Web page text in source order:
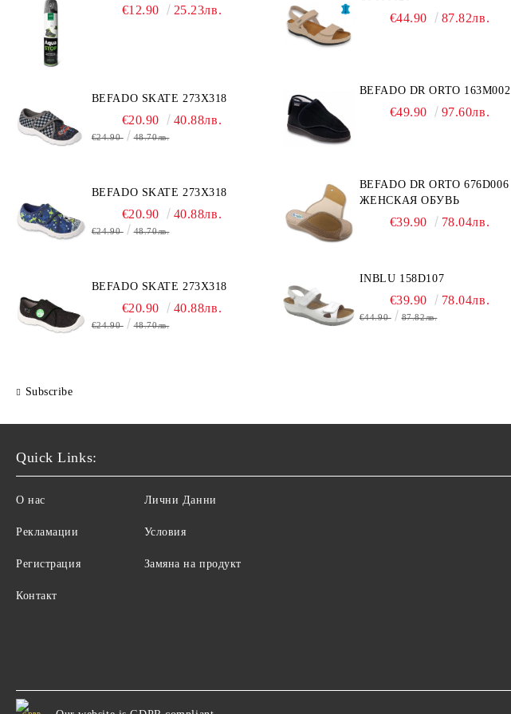
€12.90 25.23лв.
BEFADO SKATE 273X318
€20.90 40.88лв.
€24.90 48.70лв.
BEFADO SKATE 273X318
€20.90 40.88лв.
€24.90 48.70лв.
BEFADO SKATE 273X318
€20.90 40.88лв.
€24.90 48.70лв.
Subscribe
€44.90 87.82лв.
BEFADO DR ORTO 163M002
€49.90 97.60лв.
BEFADO DR ORTO 676D006
ЖЕНСКАЯ ОБУВЬ
€39.90 78.04лв.
INBLU 158D107
€39.90 78.04лв.
€44.90 87.82лв.
Quick Links:
О нас
Рекламации
Регистрация
Контакт
Лични Данни
Условия
Замяна на продукт